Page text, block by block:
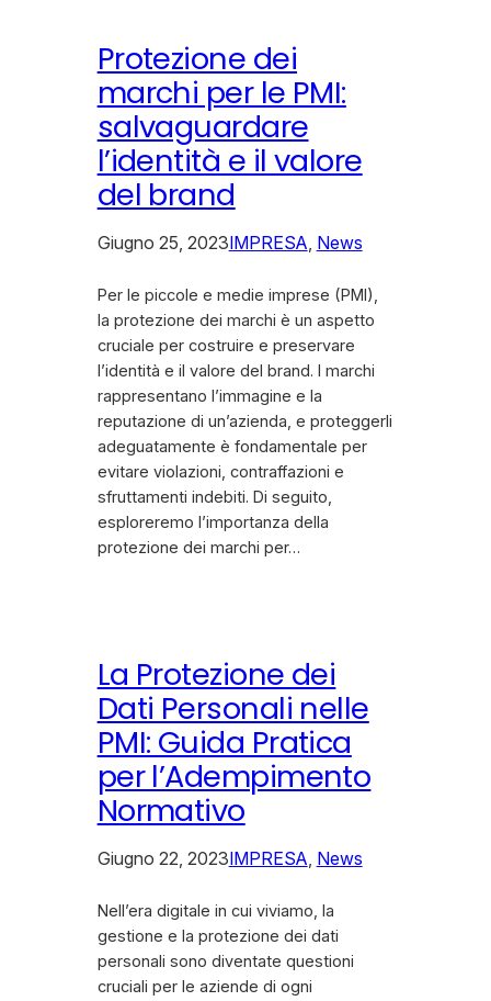
Protezione dei
marchi per le PMI:
salvaguardare
l’identità e il valore
del brand
Giugno 25, 2023IMPRESA, News
Per le piccole e medie imprese (PMI),
la protezione dei marchi è un aspetto
cruciale per costruire e preservare
l’identità e il valore del brand. I marchi
rappresentano l’immagine e la
reputazione di un’azienda, e proteggerli
adeguatamente è fondamentale per
evitare violazioni, contraffazioni e
sfruttamenti indebiti. Di seguito,
esploreremo l’importanza della
protezione dei marchi per…
La Protezione dei
Dati Personali nelle
PMI: Guida Pratica
per l’Adempimento
Normativo
Giugno 22, 2023IMPRESA, News
Nell’era digitale in cui viviamo, la
gestione e la protezione dei dati
personali sono diventate questioni
cruciali per le aziende di ogni